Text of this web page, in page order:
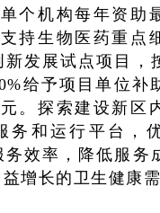
个机构每年资助
持生物医药重点
新发展试点项目，
给予项目单位补
。探索建设新区
务和运行平台，
效率，降低服务
增长的卫生健康需